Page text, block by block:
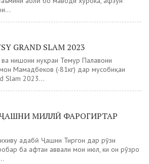
GRAND SLAM 2023
нишони нуқраи Темур Паҳлавони
Маҳмадбеков (-81кг) дар мусобиқаи
Slam 2023...
МИЛЛӢ ФАРОГИРТАР
адабӣ Ҷашни Тиргон дар рӯзи
ба ҳафтаи аввали моҳи июл, ки он рӯзро